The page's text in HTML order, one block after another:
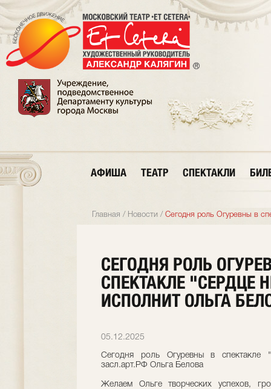
АФИША ТЕАТР СПЕКТАКЛИ
Главная / Новости / Сегодня роль Огуревны в
СЕГОДНЯ РОЛЬ
СПЕКТАКЛЕ "СЕРДЦЕ
ИСПОЛНИТ ОЛЬГА
05.12.2025
Сегодня роль Огуревны в спектакле
засл.арт.РФ Ольга Белова
Желаем Ольге творческих успехов,